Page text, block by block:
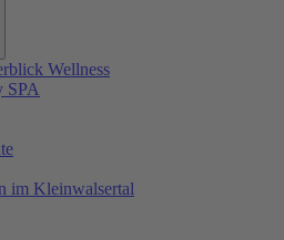
Wellness
SPA
im Kleinwalsertal